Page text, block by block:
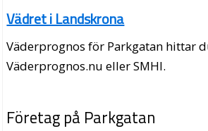
Vädret i Landskrona
Väderprognos för Parkgatan hittar
Väderprognos.nu eller SMHI.
Företag på Parkgatan